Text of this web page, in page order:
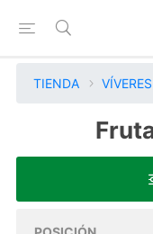
TIENDA VÍVERES